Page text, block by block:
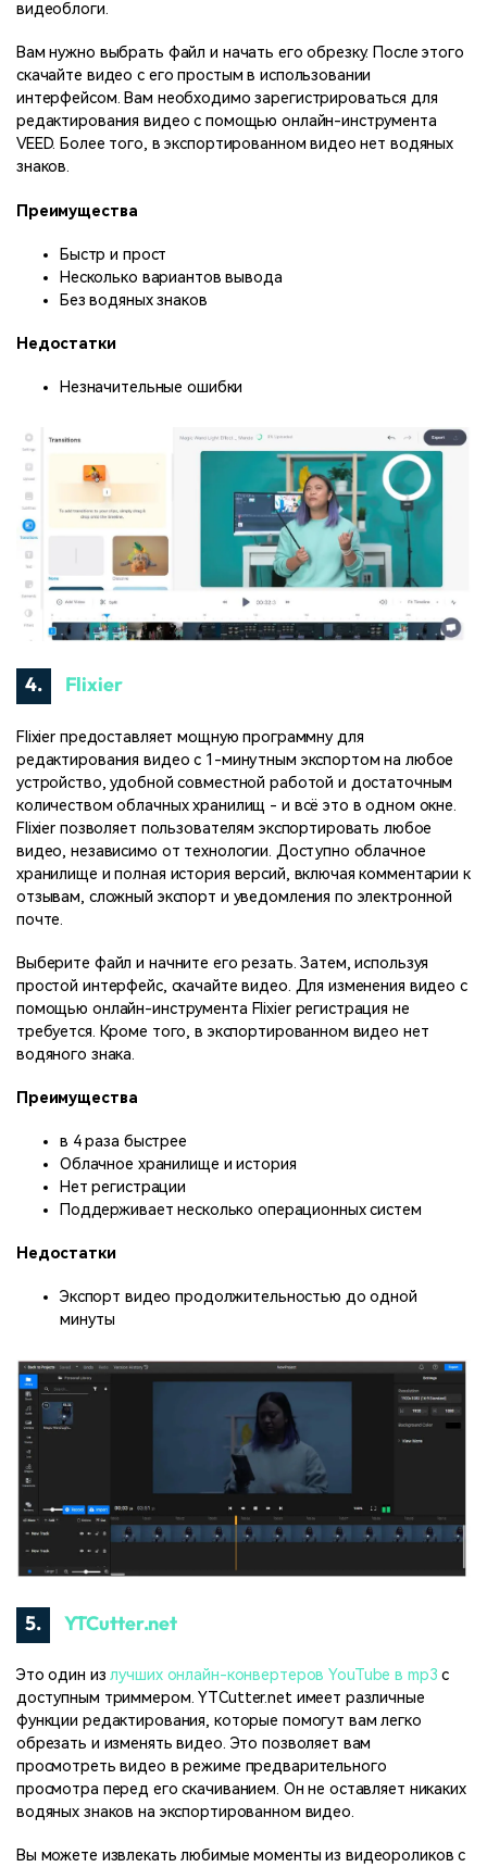
видеоблоги.
Вам нужно выбрать файл и начать его обрезку. После этого
скачайте видео с его простым в использовании
интерфейсом. Вам необходимо зарегистрироваться для
редактирования видео с помощью онлайн-инструмента
VEED. Более того, в экспортированном видео нет водяных
знаков.
Преимущества
Быстр и прост
Несколько вариантов вывода
Без водяных знаков
Недостатки
Незначительные ошибки
4. Flixier
Flixier предоставляет мощную программну для
редактирования видео с 1-минутным экспортом на любое
устройство, удобной совместной работой и достаточным
количеством облачных хранилищ - и всё это в одном окне.
Flixier позволяет пользователям экспортировать любое
видео, независимо от технологии. Доступно облачное
хранилище и полная история версий, включая комментарии к
отзывам, сложный экспорт и уведомления по электронной
почте.
Выберите файл и начните его резать. Затем, используя
простой интерфейс, скачайте видео. Для изменения видео с
помощью онлайн-инструмента Flixier регистрация не
требуется. Кроме того, в экспортированном видео нет
водяного знака.
Преимущества
в 4 раза быстрее
Облачное хранилище и история
Нет регистрации
Поддерживает несколько операционных систем
Недостатки
Экспорт видео продолжительностью до одной
минуты
5. YTCutter.net
Это один излучших онлайн-конвертеров YouTube в mp3 с
доступным триммером. YTCutter.net имеет различные
функции редактирования, которые помогут вам легко
обрезать и изменять видео. Это позволяет вам
просмотреть видео в режиме предварительного
просмотра перед его скачиванием. Он не оставляет никаких
водяных знаков на экспортированном видео.
Вы можете извлекать любимые моменты из видеороликов с